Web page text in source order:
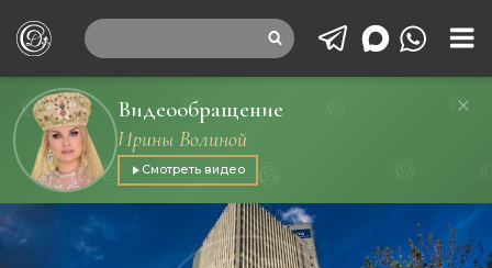
Видеообращение
Ирины Волиной
Смотреть видео